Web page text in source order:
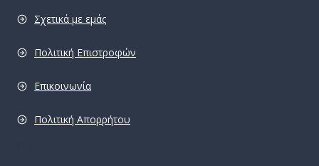
Σχετικά με εμάς
Πολιτική Επιστροφών
Επικοινωνία
Πολιτική Απορρήτου